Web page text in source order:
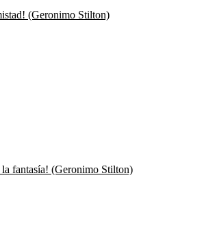
(Geronimo Stilton)
fantasía! (Geronimo Stilton)